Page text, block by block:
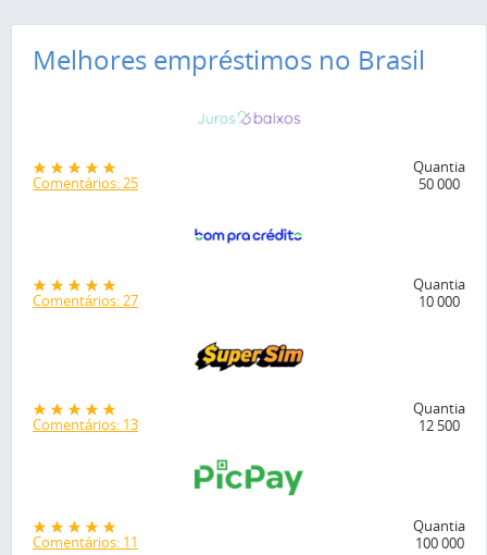
Melhores empréstimos no Brasil
Comentários: 25
Quantia
50 000
Comentários: 27
Quantia
10 000
Comentários: 13
Quantia
12 500
Comentários: 11
Quantia
100 000